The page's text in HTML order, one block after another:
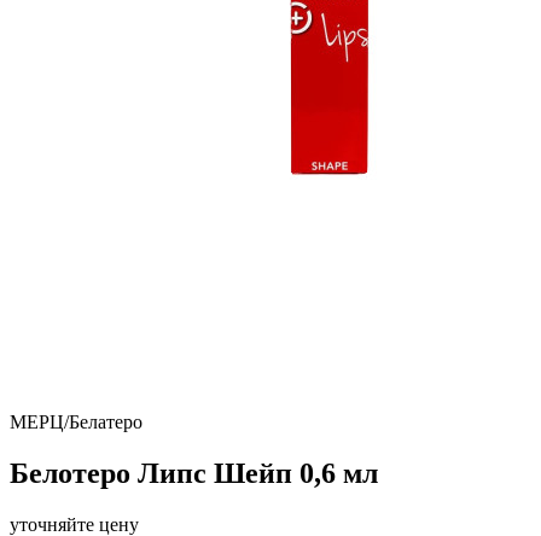
МЕРЦ/Белатеро
Белотеро Липс Шейп 0,6 мл
уточняйте цену